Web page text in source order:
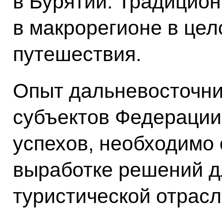
в макрорегионе в
путешествия.
Опыт
субъектов
успехов, необходимо
выработке решений
туристической